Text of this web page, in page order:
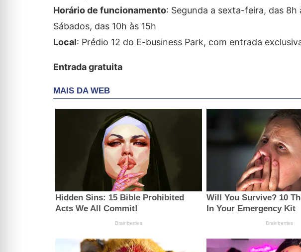
Horário de funcionamento: Segunda a sexta-feira, das 8h
Sábados, das 10h às 15h
Local: Prédio 12 do E-business Park, com entrada
Entrada gratuita